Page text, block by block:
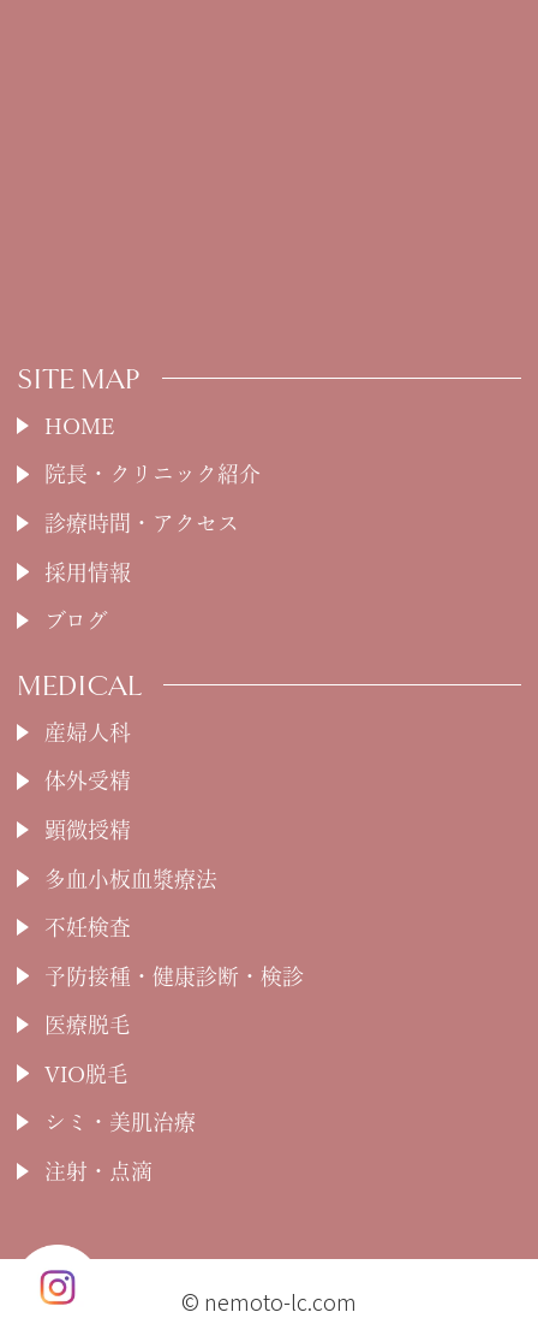
SITE MAP
HOME
院長・クリニック紹介
診療時間・アクセス
採用情報
ブログ
MEDICAL
産婦人科
体外受精
顕微授精
多血小板血漿療法
不妊検査
予防接種・健康診断・検診
医療脱毛
VIO脱毛
シミ・美肌治療
注射・点滴
© nemoto-lc.com